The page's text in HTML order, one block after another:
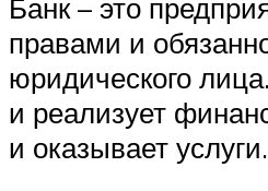
Банк – это
правами и
юридического
и реализует
и оказывает услуги.